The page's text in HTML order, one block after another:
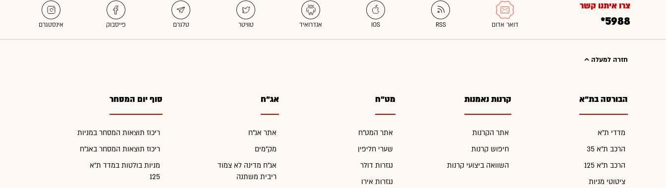
צרו איתנו קשר
*5988
חזרה למעלה
הבורסה בת"א
מדדי ת"א
הרכב ת"א 35
הרכב ת"א 125
ציטוטי מניות
קרנות נאמנות
אתר הקרנות
חיפוש קרנות
השוואה ביצועי קרנות
מט"ח
אתר המט"ח
שערי חליפין
נגזרות דולר
נגזרות אירו
אג"ח
אתר אג"ח
מק"מים
אג"ח מדינה לא צמוד
ריבית משתנה
סוף יום המסחר
ריכוז תוצאות המסחר במניות
ריכוז תוצאות המסחר באג"ח
מניות בולטות במדד ת"א
125